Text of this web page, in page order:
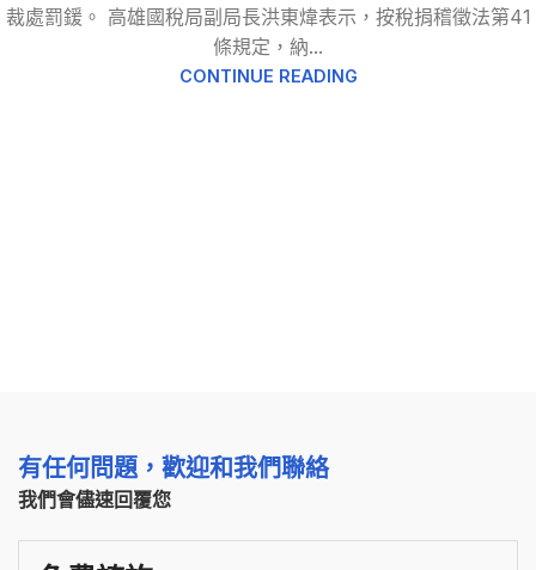
裁處罰鍰。 高雄國稅局副局長洪東煒表示，按稅捐稽徵法第41
條規定，納...
CONTINUE READING
有任何問題，歡迎和我們聯絡
我們會儘速回覆您